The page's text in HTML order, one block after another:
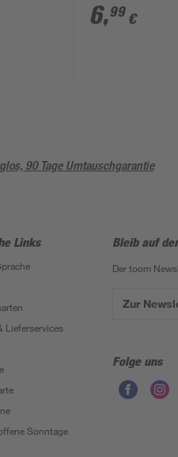
WC
22 mm
6,99 €
90 Tage Umtauschgarantie
Links
Lieferservices
Sonntage
Bleib auf
Der toom
Zur
Folge uns